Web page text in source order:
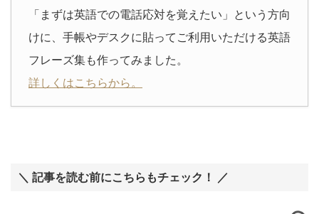
「まずは英語での電話応対を覚えたい」という方向
けに、手帳やデスクに貼ってご利用いただける英語
フレーズ集も作ってみました。
詳しくはこちらから。
＼ 記事を読む前にこちらもチェック！ ／